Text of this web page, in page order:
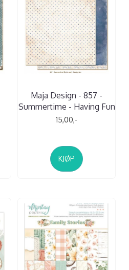
Maja Design - 857 -
Summertime - Having Fun
15,00,-
KJØP